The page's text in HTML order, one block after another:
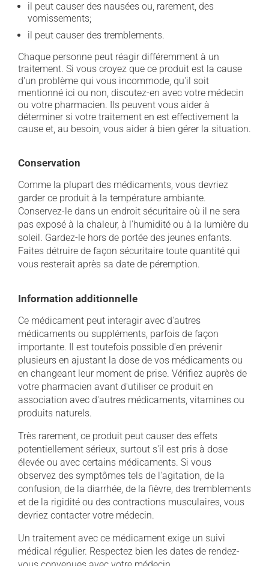
il peut causer des nausées ou, rarement, des
vomissements;
il peut causer des tremblements.
Chaque personne peut réagir différemment à un
traitement. Si vous croyez que ce produit est la cause
d'un problème qui vous incommode, qu'il soit
mentionné ici ou non, discutez-en avec votre médecin
ou votre pharmacien. Ils peuvent vous aider à
déterminer si votre traitement en est effectivement la
cause et, au besoin, vous aider à bien gérer la situation.
Conservation
Comme la plupart des médicaments, vous devriez
garder ce produit à la température ambiante.
Conservez-le dans un endroit sécuritaire où il ne sera
pas exposé à la chaleur, à l'humidité ou à la lumière du
soleil. Gardez-le hors de portée des jeunes enfants.
Faites détruire de façon sécuritaire toute quantité qui
vous resterait après sa date de péremption.
Information additionnelle
Ce médicament peut interagir avec d'autres
médicaments ou suppléments, parfois de façon
importante. Il est toutefois possible d'en prévenir
plusieurs en ajustant la dose de vos médicaments ou
en changeant leur moment de prise. Vérifiez auprès de
votre pharmacien avant d'utiliser ce produit en
association avec d'autres médicaments, vitamines ou
produits naturels.
Très rarement, ce produit peut causer des effets
potentiellement sérieux, surtout s'il est pris à dose
élevée ou avec certains médicaments. Si vous
observez des symptômes tels de l'agitation, de la
confusion, de la diarrhée, de la fièvre, des tremblements
et de la rigidité ou des contractions musculaires, vous
devriez contacter votre médecin.
Un traitement avec ce médicament exige un suivi
médical régulier. Respectez bien les dates de rendez-